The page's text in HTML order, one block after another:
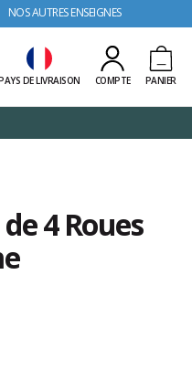
NOS AUTRES ENSEIGNES
DE LIVRAISON COMPTE PANIER
4 Roues